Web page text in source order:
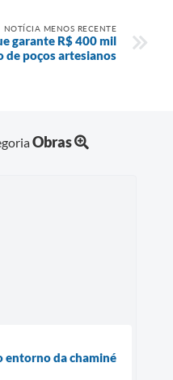
NOTÍCIA MENOS RECENTE
garante R$ 400 mil
de poços artesianos
Obras
entorno da chaminé